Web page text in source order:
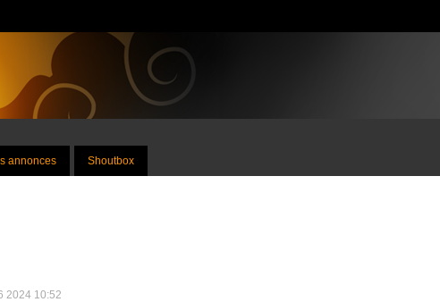
annonces Shoutbox
2024 10:52